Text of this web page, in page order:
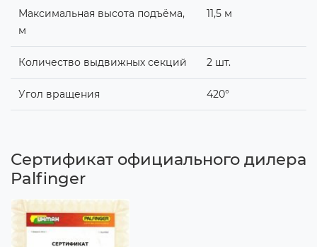
Максимальная высота подъёма,
м
11,5 м
Количество выдвижных секций 2 шт.
Угол вращения 420°
Сертификат официального дилера
Palfinger